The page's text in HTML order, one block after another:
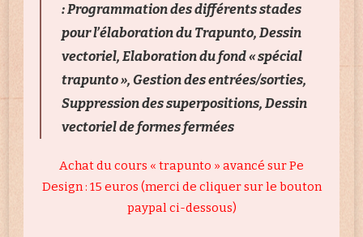
: Programmation des différents stades
pour l’élaboration du Trapunto, Dessin
vectoriel, Elaboration du fond « spécial
trapunto », Gestion des entrées/sorties,
Suppression des superpositions, Dessin
vectoriel de formes fermées
Achat du cours « trapunto » avancé sur Pe
Design : 15 euros (merci de cliquer sur le bouton
paypal ci-dessous)